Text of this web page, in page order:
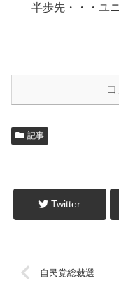
半歩先・・・ユ
記事
Twitter
自民党総裁選